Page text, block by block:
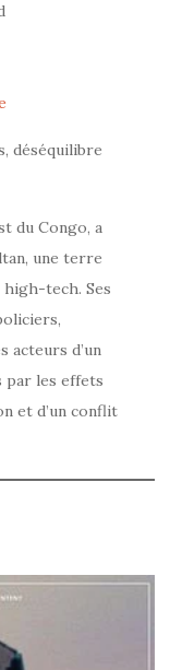
déséquilibre
du Congo, a
une terre
tech. Ses
acteurs d’un
par les effets
et d’un conflit